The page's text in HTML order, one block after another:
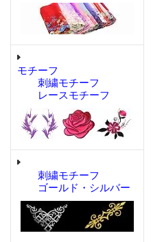
モチーフ
刺繍モチーフ
レースモチーフ
刺繍モチーフ
ゴールド・シルバー